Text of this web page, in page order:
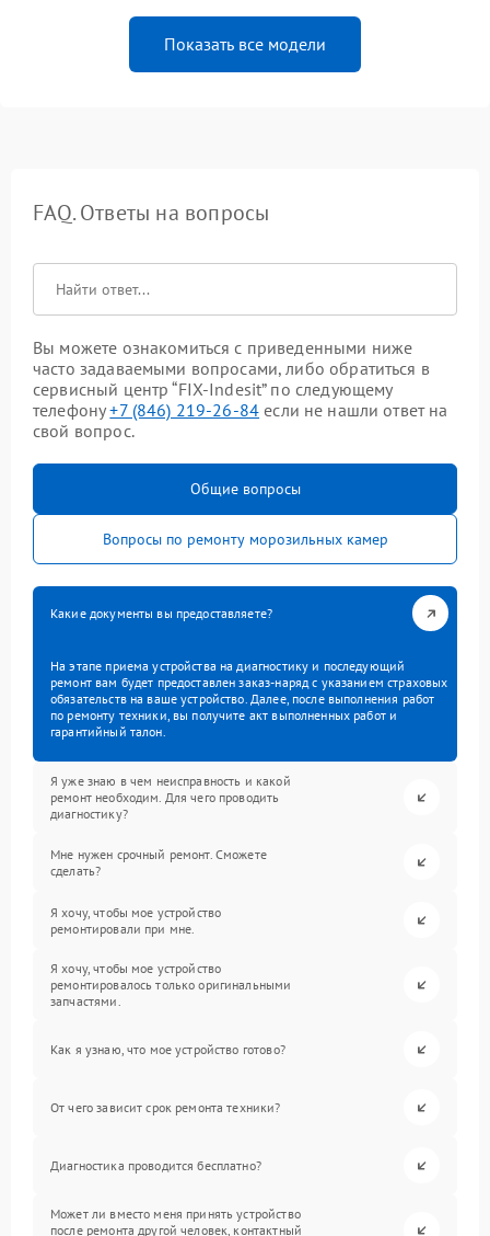
Показать все модели
FAQ. Ответы на вопросы
Вы можете ознакомиться с приведенными ниже
часто задаваемыми вопросами, либо обратиться в
сервисный центр “FIX-Indesit” по следующему
телефону+7 (846) 219-26-84 если не нашли ответ на
свой вопрос.
Общие вопросы
Вопросы по ремонту морозильных камер
Какие документы вы предоставляете?
На этапе приема устройства на диагностику и последующий
ремонт вам будет предоставлен заказ-наряд с указанием страховых
обязательств на ваше устройство. Далее, после выполнения работ
по ремонту техники, вы получите акт выполненных работ и
гарантийный талон.
Я уже знаю в чем неисправность и какой
ремонт необходим. Для чего проводить
диагностику?
Мне нужен срочный ремонт. Сможете
сделать?
Я хочу, чтобы мое устройство
ремонтировали при мне.
Я хочу, чтобы мое устройство
ремонтировалось только оригинальными
запчастями.
Как я узнаю, что мое устройство готово?
От чего зависит срок ремонта техники?
Диагностика проводится бесплатно?
Может ли вместо меня принять устройство
после ремонта другой человек, контактный